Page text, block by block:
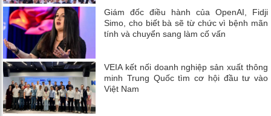
Giám đốc điều hành của OpenAI, Fidji
Simo, cho biết bà sẽ từ chức vì bệnh mãn
tính và chuyển sang làm cố vấn
VEIA kết nối doanh nghiệp sản xuất thông
minh Trung Quốc tìm cơ hội đầu tư vào
Việt Nam